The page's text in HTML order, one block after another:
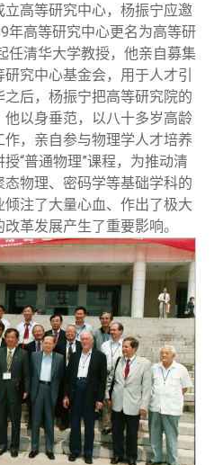
高等研究中心，杨振宁应邀
年高等研究中心更名为高等研
任清华大学教授，他亲自募集
究中心基金会，用于人才引
后，杨振宁把高等研究院的
以身垂范，以八十多岁高龄
，亲自参与物理学人才培养
“普通物理”课程，为推动清
物理、密码学等基础学科的
注了大量心血、作出了极大
革发展产生了重要影响。